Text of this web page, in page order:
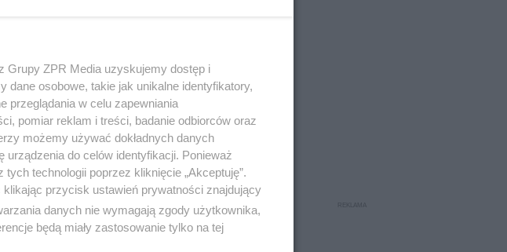
Grupy ZPR Media uzyskujemy dostęp i
osobowe, takie jak unikalne identyfikatory,
przeglądania w celu zapewniania
pomiar reklam i treści, badanie odbiorców oraz
możemy używać dokładnych danych
do celów identyfikacji. Ponieważ
technologii poprzez kliknięcie „Akceptuję”.
przycisk ustawień prywatności znajdujący
danych nie wymagają zgody użytkownika,
będą miały zastosowanie tylko na tej